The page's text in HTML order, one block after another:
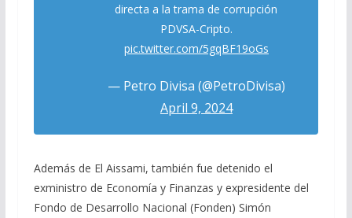
directa a la trama de corrupción
PDVSA-Cripto.
pic.twitter.com/5gqBF19oGs
— Petro Divisa (@PetroDivisa)
April 9, 2024
Además de El Aissami, también fue detenido el
exministro de Economía y Finanzas y expresidente del
Fondo de Desarrollo Nacional (Fonden) Simón